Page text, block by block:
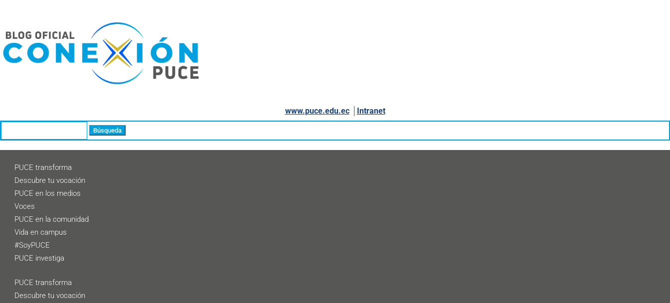
www.puce.edu.ec│ Intranet
PUCE transforma
Descubre tu vocación
PUCE en los medios
Voces
PUCE en la comunidad
Vida en campus
#SoyPUCE
PUCE investiga
PUCE transforma
Descubre tu vocación